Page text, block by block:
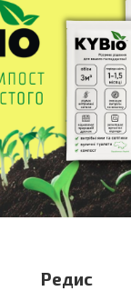
Редис